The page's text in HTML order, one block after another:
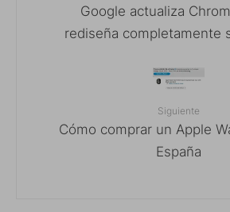
Google actualiza
rediseña completamente
Siguiente
Cómo comprar un Apple
España